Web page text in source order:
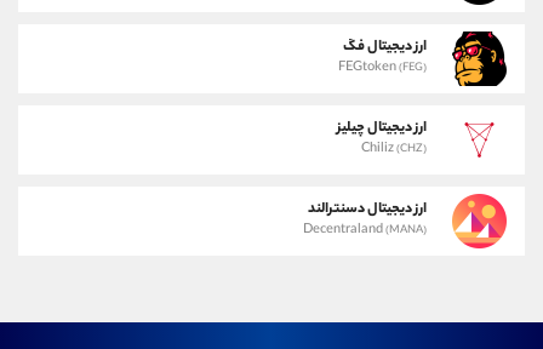
ارز دیجیتال فگ
FEGtoken(FEG)
ارز دیجیتال چیلیز
Chiliz(CHZ)
ارز دیجیتال دسنترالند
Decentraland(MANA)